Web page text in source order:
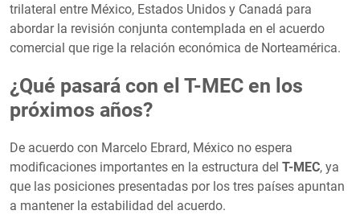
trilateral entre México, Estados Unidos y Canadá para
abordar la revisión conjunta contemplada en el acuerdo
comercial que rige la relación económica de Norteamérica.
¿Qué pasará con el T-MEC en los
próximos años?
De acuerdo con Marcelo Ebrard, México no espera
modificaciones importantes en la estructura del T-MEC, ya
que las posiciones presentadas por los tres países apuntan
a mantener la estabilidad del acuerdo.